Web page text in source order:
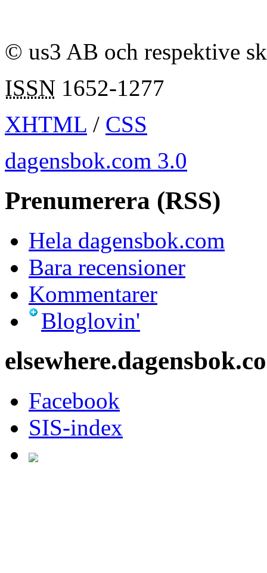
© us3 AB och respektive
ISSN 1652-1277
XHTML / CSS
dagensbok.com 3.0
Prenumerera (RSS)
Hela dagensbok.com
Bara recensioner
Kommentarer
Bloglovin'
Facebook
SIS-index